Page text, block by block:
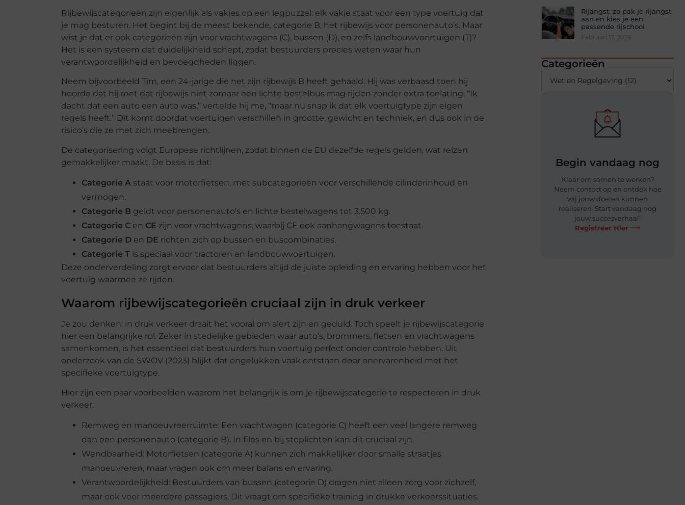
Rijbewijscategorieën zijn eigenlijk als vakjes op een legpuzzel: elk vakje staat voor een type voertuig dat
je mag besturen. Het begint bij de meest bekende, categorie B, het rijbewijs voor personenauto’s. Maar
wist je dat er ook categorieën zijn voor vrachtwagens (C), bussen (D), en zelfs landbouwvoertuigen (T)?
Het is een systeem dat duidelijkheid schept, zodat bestuurders precies weten waar hun
verantwoordelijkheid en bevoegdheden liggen.
Neem bijvoorbeeld Tim, een 24-jarige die net zijn rijbewijs B heeft gehaald. Hij was verbaasd toen hij
hoorde dat hij met dat rijbewijs niet zomaar een lichte bestelbus mag rijden zonder extra toelating. “Ik
dacht dat een auto een auto was,” vertelde hij me, “maar nu snap ik dat elk voertuigtype zijn eigen
regels heeft.” Dit komt doordat voertuigen verschillen in grootte, gewicht en techniek, en dus ook in de
risico’s die ze met zich meebrengen.
De categorisering volgt Europese richtlijnen, zodat binnen de EU dezelfde regels gelden, wat reizen
gemakkelijker maakt. De basis is dat:
Categorie Astaat voor motorfietsen, met subcategorieën voor verschillende cilinderinhoud en
vermogen.
Categorie B geldt voor personenauto’s en lichte bestelwagens tot 3.500 kg.
Categorie Cen CE zijn voor vrachtwagens, waarbij CE ook aanhangwagens toestaat.
Categorie Den DE richten zich op bussen en buscombinaties.
Categorie Tis speciaal voor tractoren en landbouwvoertuigen.
Deze onderverdeling zorgt ervoor dat bestuurders altijd de juiste opleiding en ervaring hebben voor het
voertuig waarmee ze rijden.
Waarom rijbewijscategorieën cruciaal zijn in druk verkeer
Je zou denken: in druk verkeer draait het vooral om alert zijn en geduld. Toch speelt je rijbewijscategorie
hier een belangrijke rol. Zeker in stedelijke gebieden waar auto’s, brommers, fietsen en vrachtwagens
samenkomen, is het essentieel dat bestuurders hun voertuig perfect onder controle hebben. Uit
onderzoek van de SWOV (2023) blijkt dat ongelukken vaak ontstaan door onervarenheid met het
specifieke voertuigtype.
Hier zijn een paar voorbeelden waarom het belangrijk is om je rijbewijscategorie te respecteren in druk
verkeer:
Remweg en manoeuvreerruimte: Een vrachtwagen (categorie C) heeft een veel langere remweg
dan een personenauto (categorie B). In files en bij stoplichten kan dit cruciaal zijn.
Wendbaarheid: Motorfietsen (categorie A) kunnen zich makkelijker door smalle straatjes
manoeuvreren, maar vragen ook om meer balans en ervaring.
Verantwoordelijkheid: Bestuurders van bussen (categorie D) dragen niet alleen zorg voor zichzelf,
maar ook voor meerdere passagiers. Dit vraagt om specifieke training in drukke verkeerssituaties.
Rijangst: zo pak je rijangst
aan en kies je een
passende rijschool
Categorieën
Begin vandaag nog
Klaar om samen te werken?
Neem contact op en ontdek hoe
wij jouw doelen kunnen
realiseren. Start vandaag nog
jouw succesverhaal!
Registreer Hier ⟶